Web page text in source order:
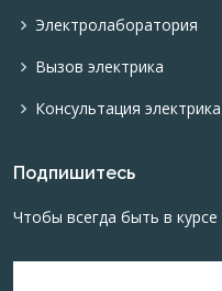
Электролаборатория
Вызов электрика
Консультация
Подпишитесь
Чтобы всегда быть в